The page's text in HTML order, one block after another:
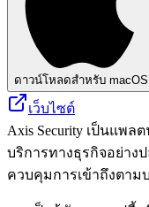
ดาวน์โหลดสำหรับ macOS
เว็บไซต์
Axis Security เป็นแพ
บริการทางธุรกิจอย่าง
ควบคุมการเข้าถึงตาม